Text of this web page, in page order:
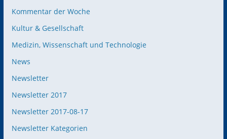
Kommentar der Woche
Kultur & Gesellschaft
Medizin, Wissenschaft und Technologie
News
Newsletter
Newsletter 2017
Newsletter 2017-08-17
Newsletter Kategorien